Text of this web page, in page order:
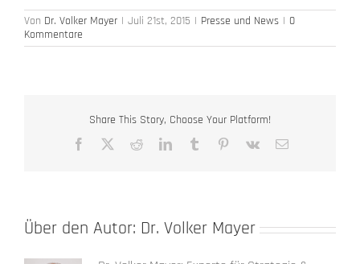
Von Dr. Volker Mayer | Juli 21st, 2015 | Presse und News | 0
Kommentare
Share This Story, Choose Your Platform!
Facebook RedditLinkedInTumblr Pinterest
Vk
E-
Über den Autor: Dr. Volker Mayer